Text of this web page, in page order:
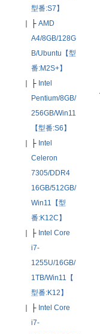
型番:S7】
｜
├ AMD
A4/8GB/128G
B/Ubuntu【型
番:M2S+】
｜
├ Intel
Pentium/8GB/
256GB/Win11
【型番:S6】
｜
├ Intel
Celeron
7305/DDR4
16GB/512GB/
Win11【型
番:K12C】
｜
├ Intel Core
i7-
1255U/16GB/
1TB/Win11【
型番:K12】
｜
├ Intel Core
i7-